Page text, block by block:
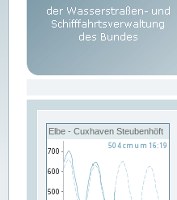
Elbe - Cuxhaven Steubenhöft